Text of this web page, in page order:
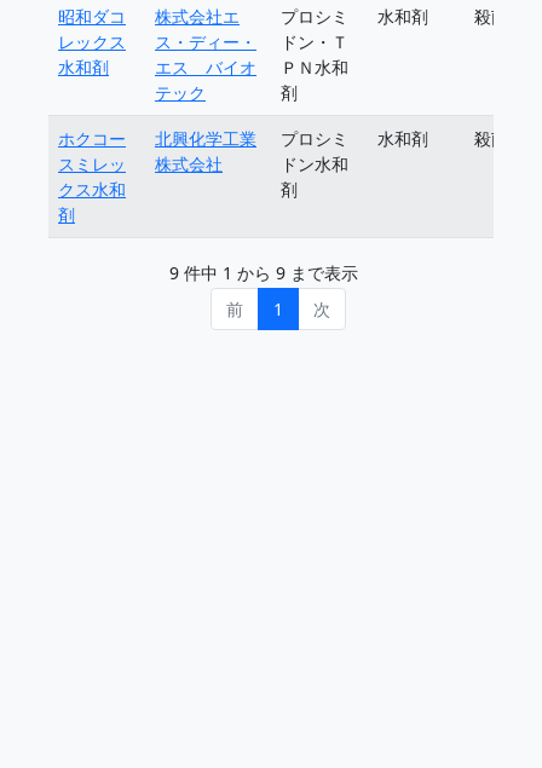
昭和ダコ
レックス
水和剤
株式会社エ
ス・ディー・
エス バイオ
テック
プロシミ
ドン・Ｔ
ＰＮ水和
剤
水和剤 殺菌剤
ホクコー
スミレッ
クス水和
剤
北興化学工業
株式会社
プロシミ
ドン水和
剤
水和剤 殺菌剤
9 件中 1 から 9 まで表示
前
1 次